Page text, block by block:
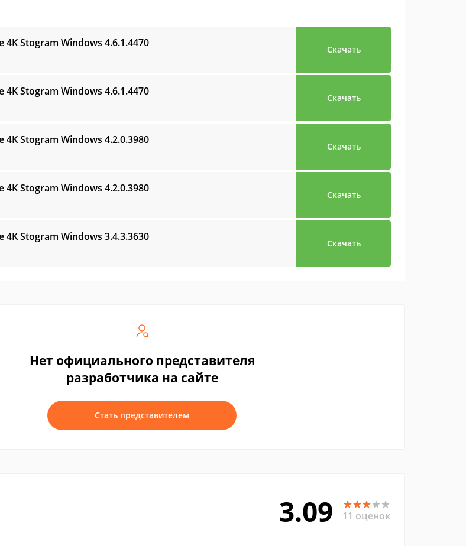
Stogram Windows 4.6.1.4470
Скачать
Stogram Windows 4.6.1.4470
Скачать
Stogram Windows 4.2.0.3980
Скачать
Stogram Windows 4.2.0.3980
Скачать
Stogram Windows 3.4.3.3630
Скачать
Нет официального представителя
разработчика на сайте
Стать представителем
3.09 11 оценок